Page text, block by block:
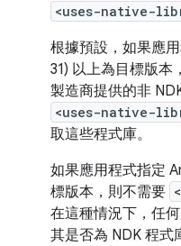
<uses-native-
根據預設，如果應
31) 以上為目標版本
製造商提供的非
<uses-native-
取這些程式庫。
如果應用程式指定
標版本，則不需要
在這種情況下，任
其是否為 NDK 程式